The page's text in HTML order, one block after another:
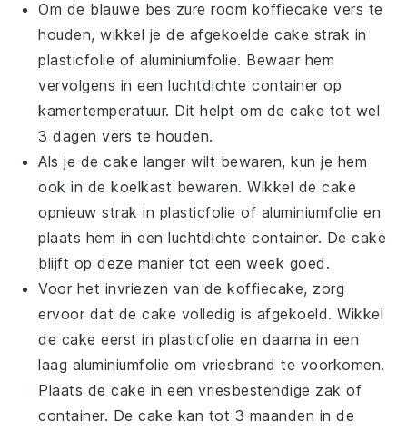
Om de blauwe bes zure room koffiecake vers te
houden, wikkel je de afgekoelde cake strak in
plasticfolie of aluminiumfolie. Bewaar hem
vervolgens in een luchtdichte container op
kamertemperatuur. Dit helpt om de cake tot wel
3 dagen vers te houden.
Als je de cake langer wilt bewaren, kun je hem
ook in de koelkast bewaren. Wikkel de cake
opnieuw strak in plasticfolie of aluminiumfolie en
plaats hem in een luchtdichte container. De cake
blijft op deze manier tot een week goed.
Voor het invriezen van dekoffiecake, zorg
ervoor dat de cake volledig is afgekoeld. Wikkel
de cake eerst in plasticfolie en daarna in een
laag aluminiumfolie om vriesbrand te voorkomen.
Plaats de cake in een vriesbestendige zak of
container. De cake kan tot 3 maanden in de